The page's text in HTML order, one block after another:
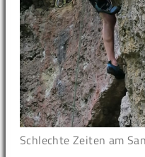
Schlechte Zeiten am